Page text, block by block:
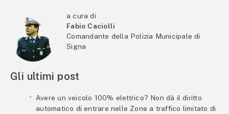
a cura di
Fabio Caciolli
Comandante della Polizia Municipale di
Signa
Gli ultimi post
Avere un veicolo 100% elettrico? Non dà il diritto
automatico di entrare nelle Zone a traffico limitato di